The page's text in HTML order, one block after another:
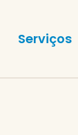
Serviços